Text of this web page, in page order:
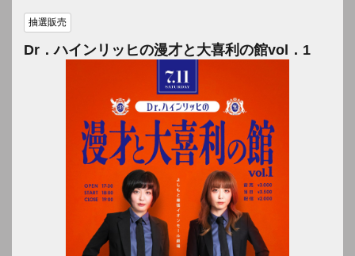
抽選販売
Dr．ハインリッヒの漫才と大喜利の館vol．1